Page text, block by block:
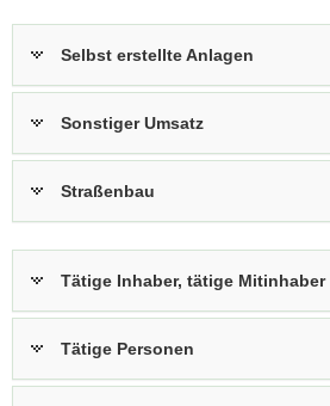
Selbst erstellte Anlagen
Sonstiger Umsatz
Straßenbau
Tätige Inhaber, tätige Mitinhaber
Tätige Personen